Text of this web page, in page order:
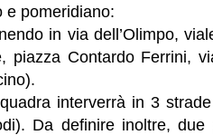
e pomeridiano:
in via dell’Olimpo,
piazza Contardo Ferrini,
interverrà in 3
Da definire inoltre, due